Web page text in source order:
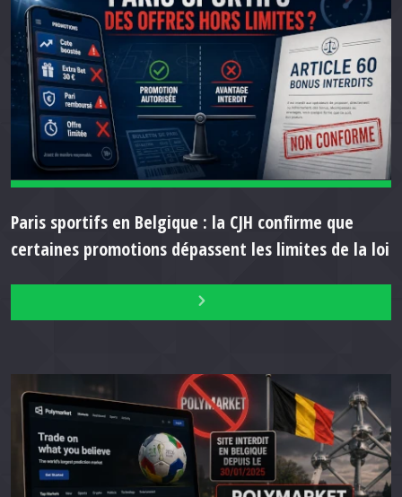
Paris sportifs en Belgique : la CJH confirme que
certaines promotions dépassent les limites de la loi